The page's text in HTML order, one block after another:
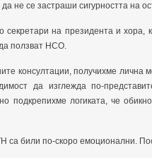
не се застраши сигурността на
секретари на президента и хора,
ползват НСО.
консултации, получихме лична
да изглежда по-
подкрепихме логиката, че
са били по-скоро емоционални.